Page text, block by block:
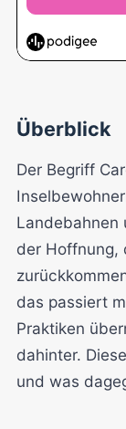
Überblick
Der Begriff
Landebahnen
der Hoffnung,
das passiert
Praktiken
dahinter.
und was